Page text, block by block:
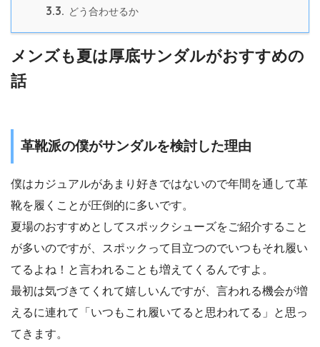
3.3. どう合わせるか
メンズも夏は厚底サンダルがおすすめの
話
革靴派の僕がサンダルを検討した理由
僕はカジュアルがあまり好きではないので年間を通して革
靴を履くことが圧倒的に多いです。
夏場のおすすめとしてスポックシューズをご紹介すること
が多いのですが、スポックって目立つのでいつもそれ履い
てるよね！と言われることも増えてくるんですよ。
最初は気づきてくれて嬉しいんですが、言われる機会が増
えるに連れて「いつもこれ履いてると思われてる」と思っ
てきます。